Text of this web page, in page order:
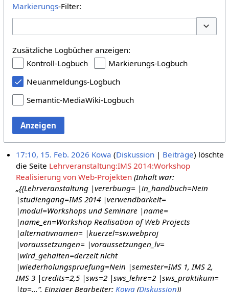
Markierungs-Filter:
Zusätzliche Logbücher anzeigen:
Kontroll-Logbuch
Markierungs-Logbuch
Neuanmeldungs-Logbuch
Semantic-MediaWiki-Logbuch
Anzeigen
17:10, 15. Feb. 2026 Kowa Diskussion Beiträge löschte
die Seite Lehrveranstaltung:IMS 2014:Workshop
Realisierung von Web-Projekten (Inhalt war:
„{{Lehrveranstaltung |vererbung= |in_handbuch=Nein
|studiengang=IMS 2014 |verwendbarkeit=
|modul=Workshops und Seminare |name=
|name_en=Workshop Realisation of Web Projects
|alternativnamen= |kuerzel=sw.webproj
|voraussetzungen= |voraussetzungen_lv=
|wird_gehalten=derzeit nicht
|wiederholungspruefung=Nein |semester=IMS 1, IMS 2,
IMS 3 |credits=2,5 |sws=2 |sws_lehre=2 |sws_praktikum=
|tp=…“. Einziger Bearbeiter:Kowa (Diskussion))